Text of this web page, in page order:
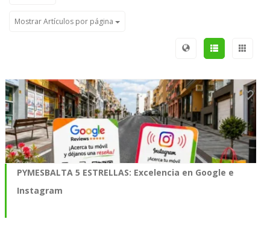
Mostrar Artículos por página
PYMESBALTA 5 ESTRELLAS: Excelencia en Google e
Instagram